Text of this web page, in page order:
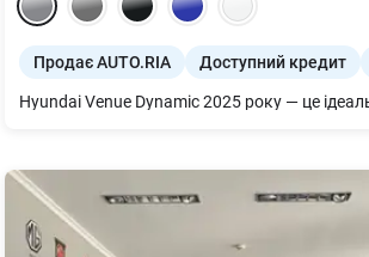
Продає AUTO.RIA Доступний кредит